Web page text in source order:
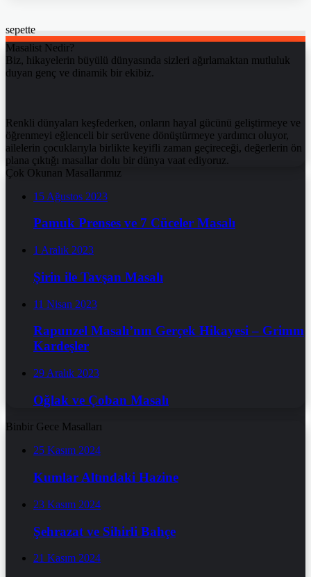
sepette
Masalist Nedir?
Biz, hikayelerin büyülü dünyasında sizleri ağırlamaktan mutluluk
duyan genç ve dinamik bir ekibiz.
Renkli dünyaları keşfederken, onların hayal gücünü geliştirmeye ve
öğrenmeyi eğlenceli bir serüvene dönüştürmeye yardımcı oluyor,
ailelerin çocuklarıyla birlikte keyifli zaman geçireceği, değerlerin ön
plana çıktığı masallar dolu bir dünya vaat ediyoruz.
Çok Okunan Masallarımız
15 Ağustos 2023
Pamuk Prenses ve 7 Cüceler Masalı
1 Aralık 2023
Şirin ile Tavşan Masalı
11 Nisan 2023
Rapunzel Masalı’nın Gerçek Hikayesi – Grimm
Kardeşler
29 Aralık 2023
Oğlak ve Çoban Masalı
Binbir Gece Masalları
25 Kasım 2024
Kumlar Altındaki Hazine
23 Kasım 2024
Şehrazat ve Sihirli Bahçe
21 Kasım 2024